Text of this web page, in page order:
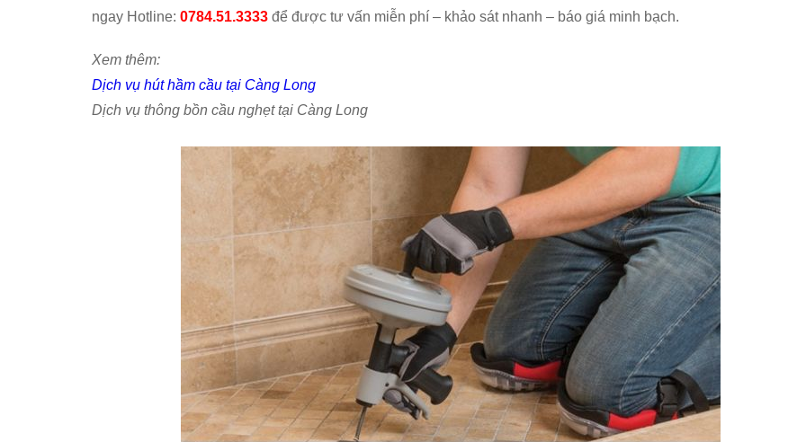
ngay Hotline: 0784.51.3333 để được tư vấn miễn phí – khảo sát nhanh – báo giá minh bạch.
Xem thêm:
Dịch vụ hút hầm cầu tại Càng Long
Dịch vụ thông bồn cầu nghẹt tại Càng Long